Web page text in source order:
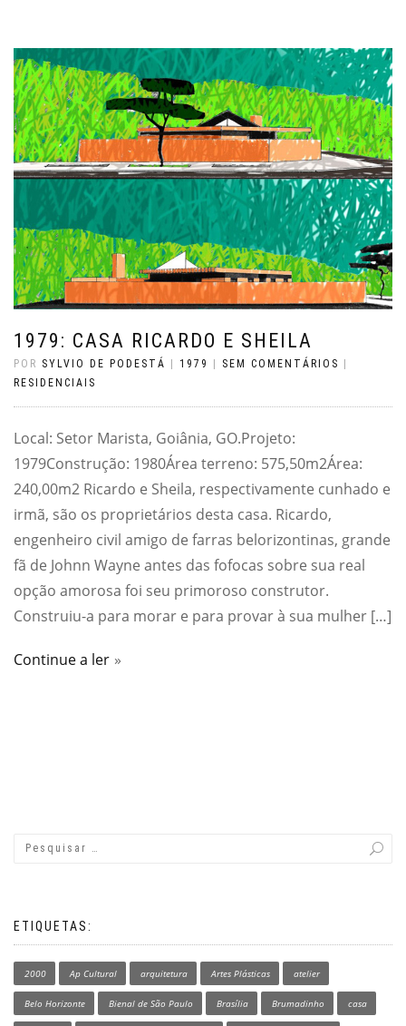
1979: CASA RICARDO E SHEILA
POR SYLVIO DE PODESTÁ 1979 SEM COMENTÁRIOS
RESIDENCIAIS
Local: Setor Marista, Goiânia, GO.Projeto:
1979Construção: 1980Área terreno: 575,50m2Área:
240,00m2 Ricardo e Sheila, respectivamente cunhado e
irmã, são os proprietários desta casa. Ricardo,
engenheiro civil amigo de farras belorizontinas, grande
fã de Johnn Wayne antes das fofocas sobre sua real
opção amorosa foi seu primoroso construtor.
Construiu-a para morar e para provar à sua mulher […]
Continue a ler
ETIQUETAS:
2000 Ap Cultural arquitetura Artes Plásticas atelier
Belo Horizonte Bienal de São Paulo Brasília Brumadinho casa